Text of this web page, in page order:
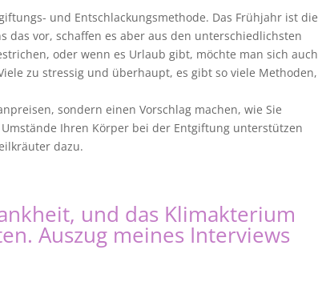
und Entschlackungsmethode. Das Frühjahr ist die
vor, schaffen es aber aus den unterschiedlichsten
oder wenn es Urlaub gibt, möchte man sich auch
zu stressig und überhaupt, es gibt so viele Methoden,
sondern einen Vorschlag machen, wie Sie
Ihren Körper bei der Entgiftung unterstützen
dazu.
und das Klimakterium
Auszug meines Interviews